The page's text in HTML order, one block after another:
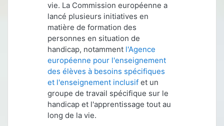
vie. La Commission européenne a
lancé plusieurs initiatives en
matière de formation des
personnes en situation de
handicap, notamment l'Agence
européenne pour l'enseignement
des élèves à besoins spécifiques
et l'enseignement inclusif et un
groupe de travail spécifique sur le
handicap et l'apprentissage tout au
long de la vie.